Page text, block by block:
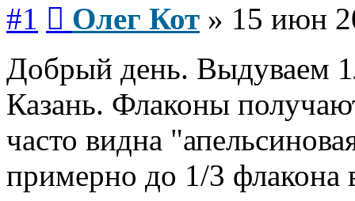
#1 Олег Кот » 15 июн
Добрый день. Выдуваем
Казань. Флаконы
часто видна
примерно до 1/3 флакона